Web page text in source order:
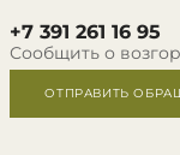
+7 391 261 16 95
Сообщить о
ОТПРАВИТЬ